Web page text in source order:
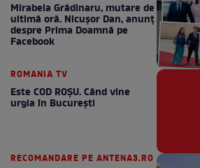
Mirabela Grădinaru, mutare de
ultimă oră. Nicuşor Dan, anunţ
despre Prima Doamnă pe
Facebook
ROMANIA TV
Este COD ROŞU. Când vine
urgia în Bucureşti
RECOMANDARE PE ANTENA3.RO